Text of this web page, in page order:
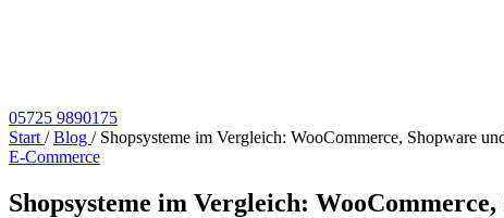
05725 9890175
Start / Blog / Shopsysteme im Vergleich: WooCommerce, Shopware
E-Commerce
Shopsysteme im Vergleich: